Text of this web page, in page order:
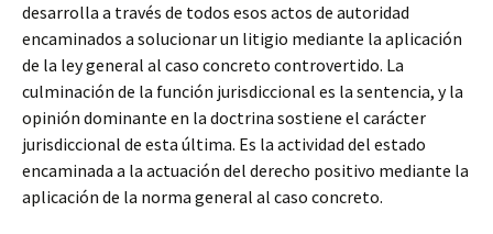
desarrolla a través de todos esos actos de autoridad
encaminados a solucionar un litigio mediante la aplicación
de la ley general al caso concreto controvertido. La
culminación de la función jurisdiccional es la sentencia, y la
opinión dominante en la doctrina sostiene el carácter
jurisdiccional de esta última. Es la actividad del estado
encaminada a la actuación del derecho positivo mediante la
aplicación de la norma general al caso concreto.